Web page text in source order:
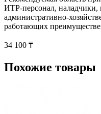
ИТР-персонал,
административно-
работающих
34 100 ₸
Похожие товары